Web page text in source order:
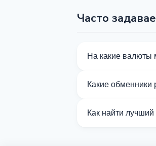
Часто
На какие валюты
Какие обменники
Как найти